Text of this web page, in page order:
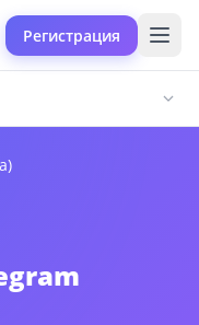
Регистрация